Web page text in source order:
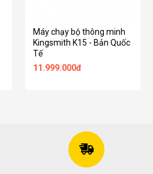
Máy chạy bộ thông minh
Kingsmith K15 - Bản Quốc
Tế
11.999.000đ